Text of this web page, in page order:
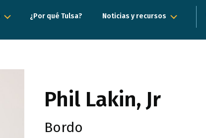
¿Por qué Tulsa? Noticias y recursos
Phil Lakin, Jr
Bordo